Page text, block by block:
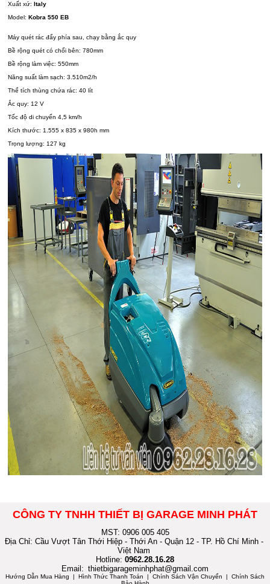
Xuất xứ:Italy
Model:Kobra 550 EB
Máy quét rác đẩy phía sau, chạy bằng ắc quy
Bề rộng quét có chổi bên: 780mm
Bề rộng làm việc: 550mm
Năng suất làm sạch: 3.510m2/h
Thể tích thùng chứa rác: 40 lít
Ắc quy: 12 V
Tốc độ di chuyển 4,5 km/h
Kích thước: 1.555 x 835 x 980h mm
Trọng lượng: 127 kg
CÔNG TY TNHH THIẾT BỊ GARAGE MINH PHÁT
MST: 0906 005 405
Địa Chỉ: Cầu Vượt Tân Thới Hiệp - Thới An - Quận 12 - TP. Hồ Chí Minh -
Việt Nam
Hotline: 0962.28.16.28
Email: thietbigarageminhphat@gmail.com
Hướng Dẫn Mua Hàng | Hình Thức Thanh Toán | Chính Sách Vận Chuyển | Chính Sách